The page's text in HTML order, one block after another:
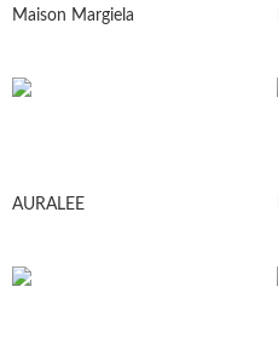
Maison Margiela
AURALEE